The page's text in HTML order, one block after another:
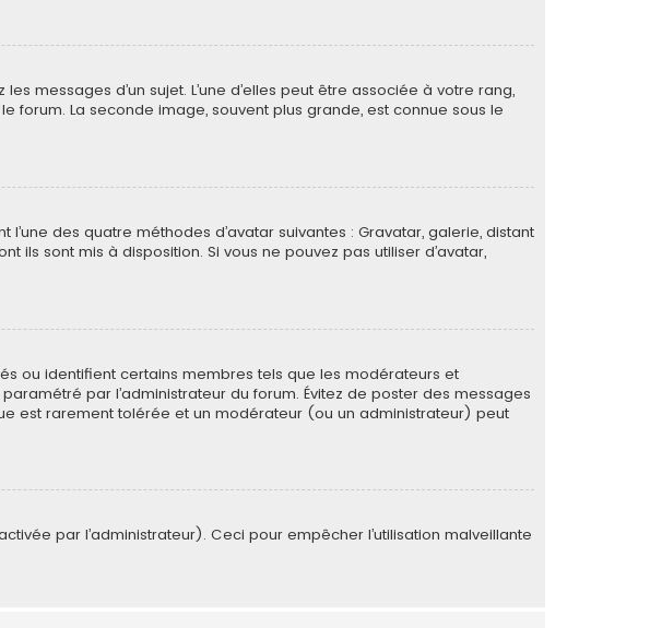
messages d’un sujet. L’une d’elles peut être associée à votre rang,
La seconde image, souvent plus grande, est connue sous le
des quatre méthodes d’avatar suivantes : Gravatar, galerie, distant
ils sont mis à disposition. Si vous ne pouvez pas utiliser d’avatar,
ou identifient certains membres tels que les modérateurs et
par l’administrateur du forum. Évitez de poster des messages
est rarement tolérée et un modérateur (ou un administrateur) peut
par l’administrateur). Ceci pour empêcher l’utilisation malveillante